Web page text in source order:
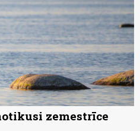
zemestrīce